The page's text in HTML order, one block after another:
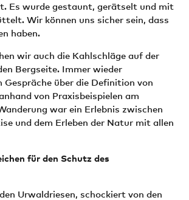
Es wurde gestaunt, gerätselt und mit
Wir können uns sicher sein, dass
haben.
wir auch die Kahlschläge auf der
Bergseite. Immer wieder
über die Definition von
von Praxisbeispielen am
war ein Erlebnis zwischen
und dem Erleben der Natur mit allen
für den Schutz des
Urwaldriesen, schockiert von den